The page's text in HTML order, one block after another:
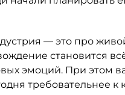
— это про
становится
эмоций. При этом
требовательнее к